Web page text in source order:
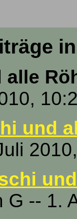
alle
und
G -- 1.